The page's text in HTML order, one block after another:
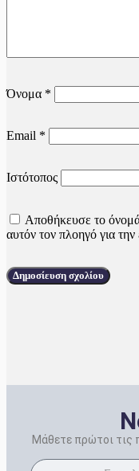
Όνομα *
Email *
Ιστότοπος
Αποθήκευσε το
αυτόν τον πλοηγό για
Μάθετε πρώτοι τις